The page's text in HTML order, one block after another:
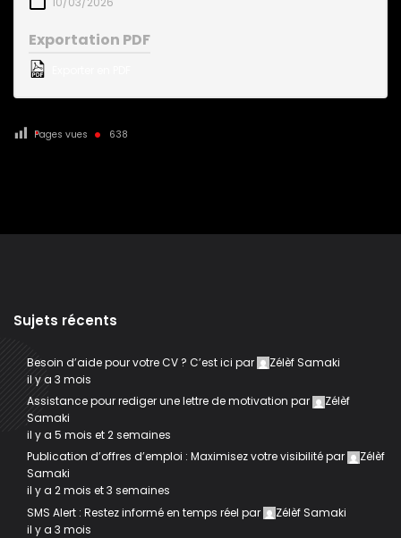
Exportation PDF
Pages vues 638
Sujets récents
Besoin d’aide pour votre CV ? C’est ici par
Zélèf Samaki
il y a 3 mois
Assistance pour rediger une lettre de motivation par
Zélèf
Samaki
il y a 5 mois et 2 semaines
Publication d’offres d’emploi : Maximisez votre visibilitépar
Zélèf
Samaki
il y a 2 mois et 3 semaines
SMS Alert : Restez informé en temps réel par
Zélèf Samaki
il y a 3 mois